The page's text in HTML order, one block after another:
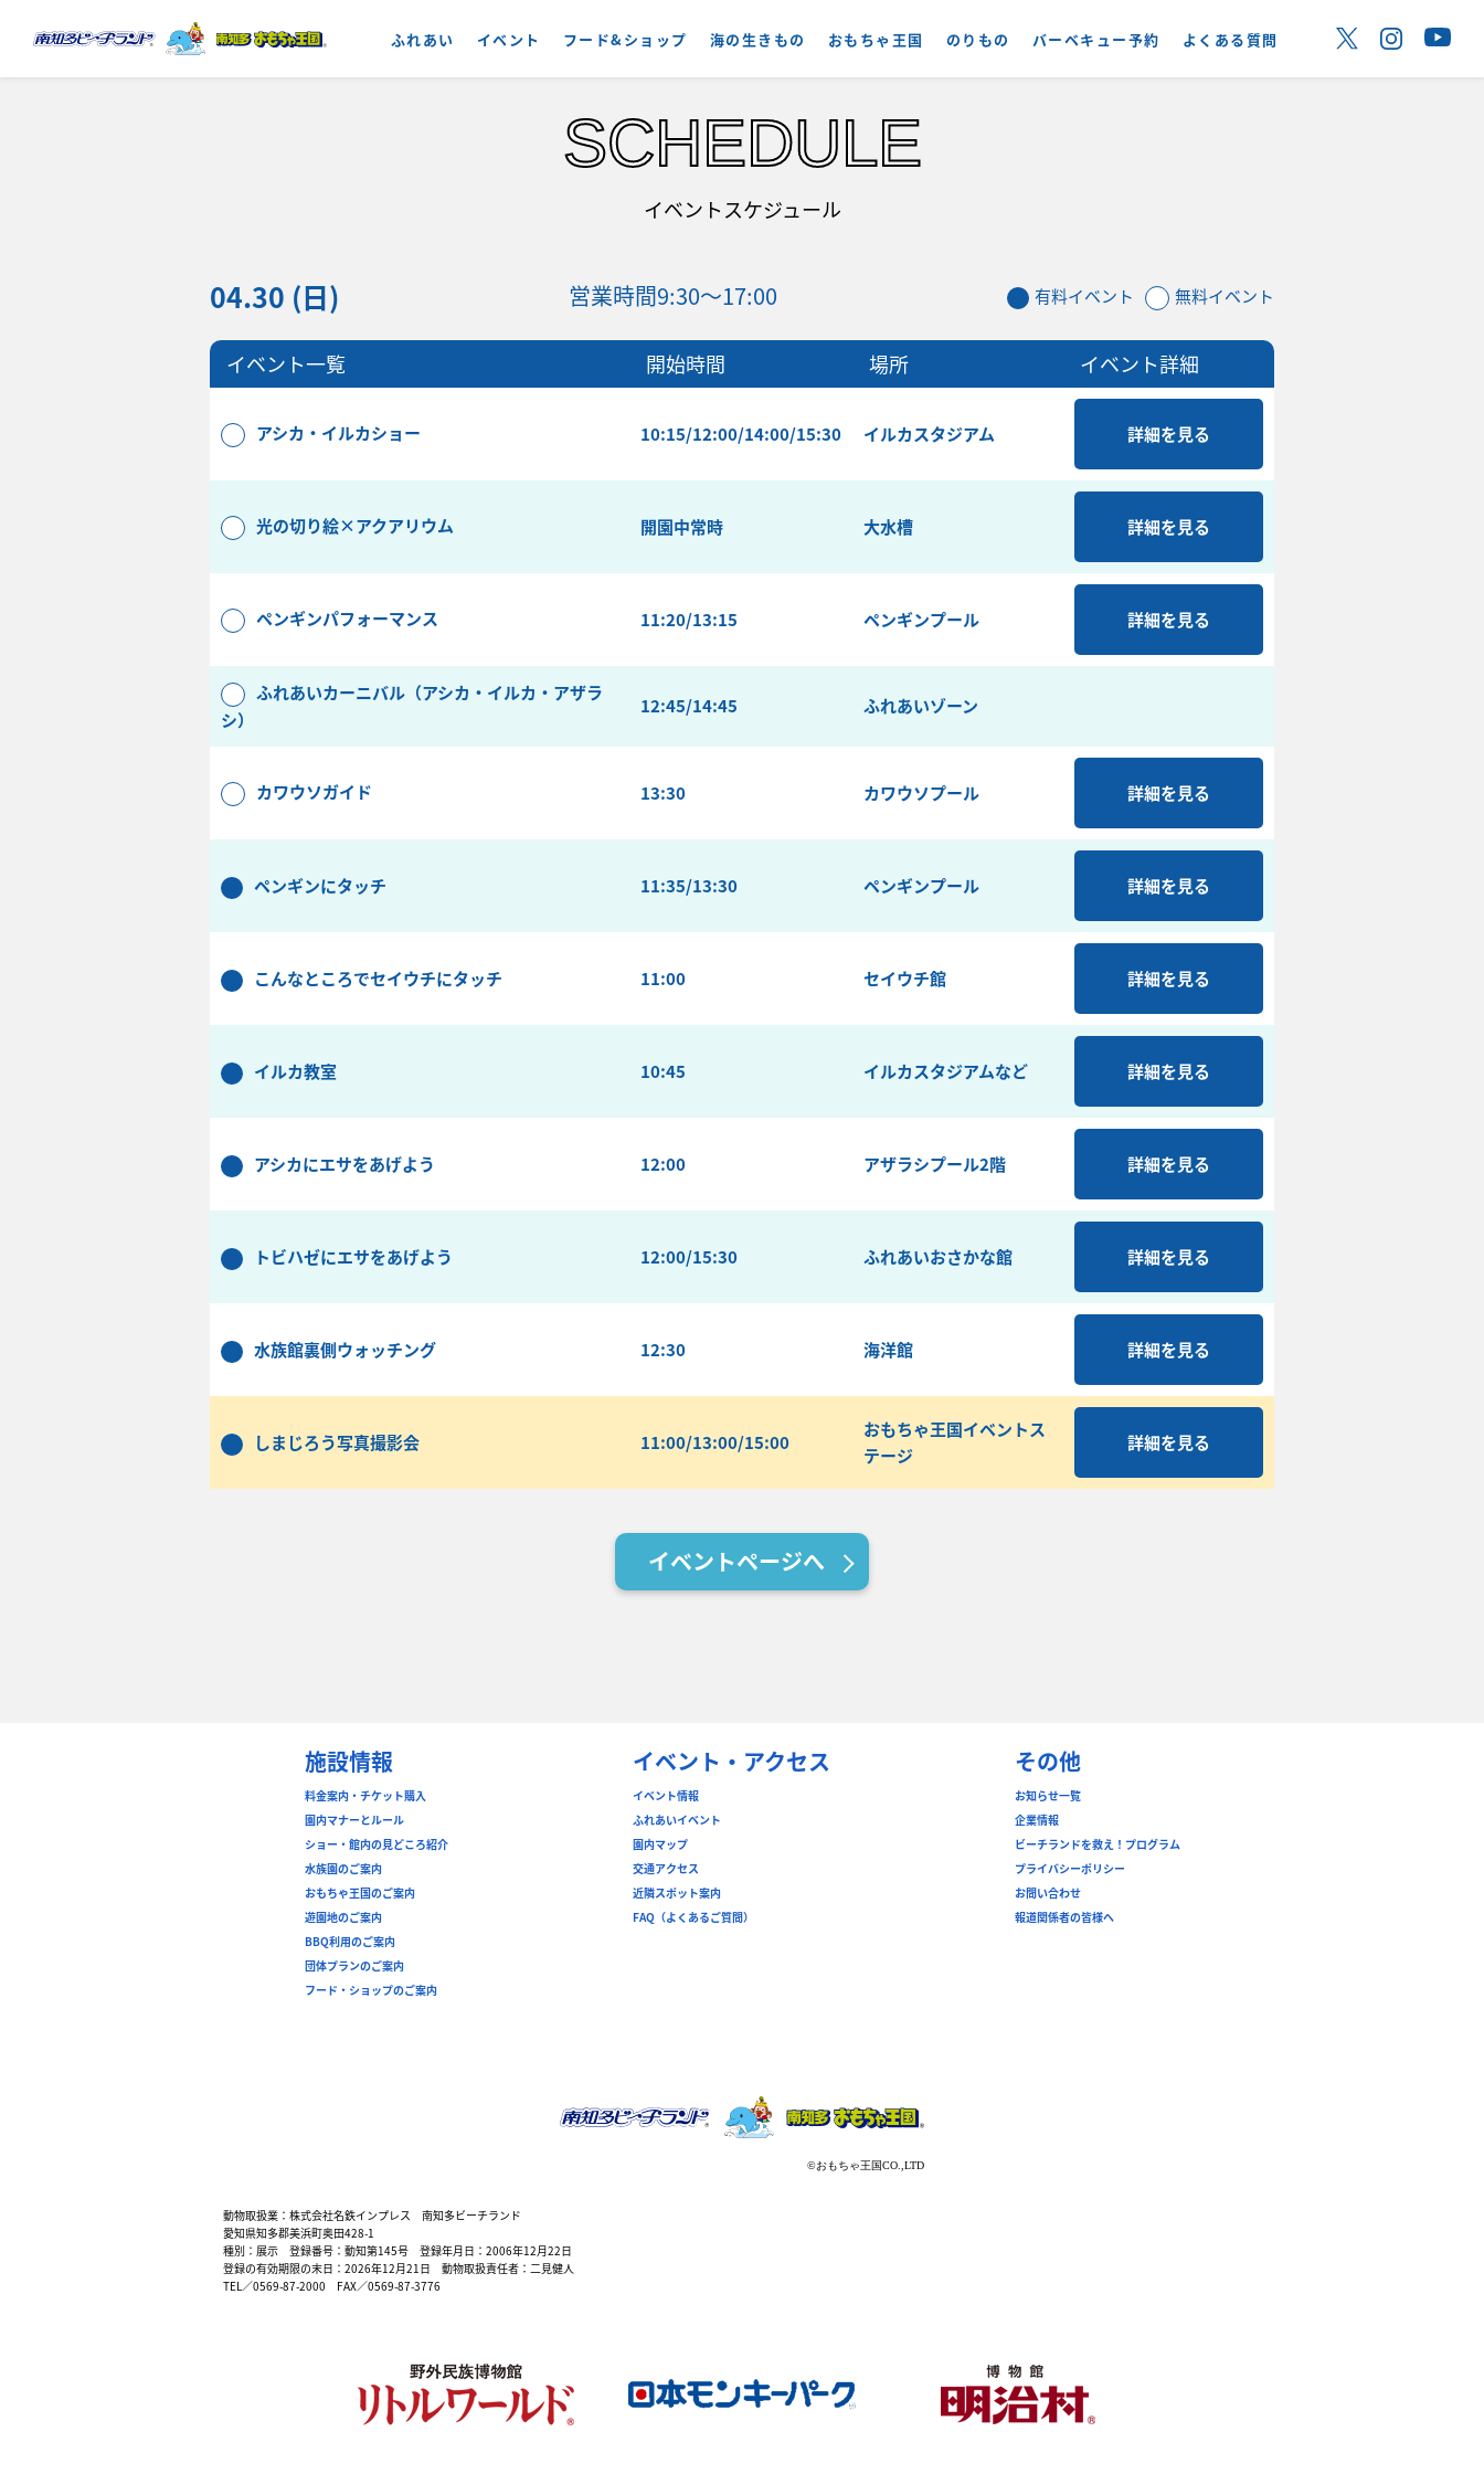
ふれあい イベント フード&ショップ 海の生きもの おもちゃ王国 のりもの バーベキュー予約 よくある質問
SCHEDULE
イベントスケジュール
04.30 (日) 営業時間9:30～17:00 有料イベント 無料イベント
イベント一覧 開始時間 場所 イベント詳細
アシカ・イルカショー 10:15/12:00/14:00/15:30 イルカスタジアム 詳細を見る
光の切り絵×アクアリウム 開園中常時 大水槽 詳細を見る
ペンギンパフォーマンス 11:20/13:15 ペンギンプール 詳細を見る
ふれあいカーニバル（アシカ・イルカ・アザラ
シ）
12:45/14:45 ふれあいゾーン
カワウソガイド 13:30 カワウソプール 詳細を見る
ペンギンにタッチ 11:35/13:30 ペンギンプール 詳細を見る
こんなところでセイウチにタッチ 11:00 セイウチ館 詳細を見る
イルカ教室 10:45 イルカスタジアムなど 詳細を見る
アシカにエサをあげよう 12:00 アザラシプール2階 詳細を見る
トビハゼにエサをあげよう 12:00/15:30 ふれあいおさかな館 詳細を見る
水族館裏側ウォッチング 12:30 海洋館 詳細を見る
しまじろう写真撮影会 11:00/13:00/15:00
おもちゃ王国イベントス
テージ
詳細を見る
イベントページへ
施設情報
料金案内・チケット購入
園内マナーとルール
ショー・館内の見どころ紹介
水族園のご案内
おもちゃ王国のご案内
遊園地のご案内
BBQ利用のご案内
団体プランのご案内
フード・ショップのご案内
イベント・アクセス
イベント情報
ふれあいイベント
園内マップ
交通アクセス
近隣スポット案内
FAQ（よくあるご質問）
その他
お知らせ一覧
企業情報
ビーチランドを救え！プログラム
プライバシーポリシー
お問い合わせ
報道関係者の皆様へ
動物取扱業：株式会社名鉄インプレス 南知多ビーチランド
愛知県知多郡美浜町奥田428-1
種別：展示 登録番号：動知第145号 登録年月日：2006年12月22日
登録の有効期限の末日：2026年12月21日 動物取扱責任者：二見健人
TEL／0569-87-2000 FAX／0569-87-3776